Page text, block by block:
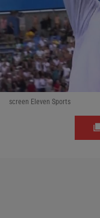
screen Eleven Sports